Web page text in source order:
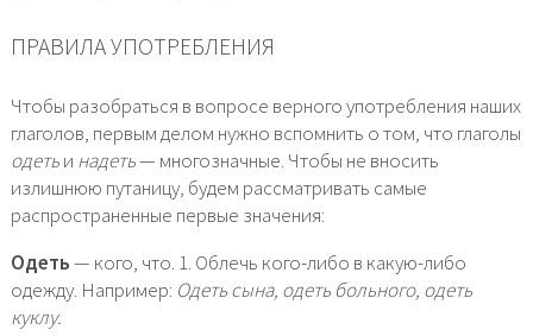
ПРАВИЛА УПОТРЕБЛЕНИЯ
Чтобы разобраться в вопросе верного употребления наших
глаголов, первым делом нужно вспомнить о том, что глаголы
одетьи надеть— многозначные. Чтобы не вносить
излишнюю путаницу, будем рассматривать самые
распространенные первые значения:
Одеть— кого, что. 1. Облечь кого-либо в какую-либо
одежду. Например: Одеть сына, одеть больного, одеть
куклу.